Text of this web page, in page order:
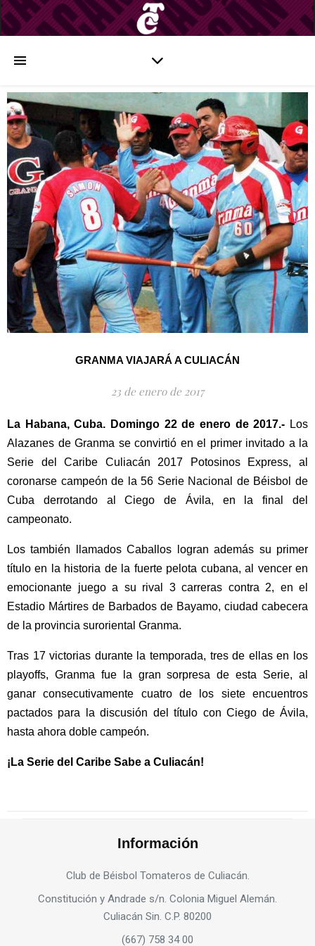
GRANMA VIAJARÁ A CULIACÁN
23 de enero de 2017
La Habana, Cuba. Domingo 22 de enero de 2017.- Los
Alazanes de Granma se convirtió en el primer invitado a la
Serie del Caribe Culiacán 2017 Potosinos Express, al
coronarse campeón de la 56 Serie Nacional de Béisbol de
Cuba derrotando al Ciego de Ávila, en la final del
campeonato.
Los también llamados Caballos logran además su primer
título en la historia de la fuerte pelota cubana, al vencer en
emocionante juego a su rival 3 carreras contra 2, en el
Estadio Mártires de Barbados de Bayamo, ciudad cabecera
de la provincia suroriental Granma.
Tras 17 victorias durante la temporada, tres de ellas en los
playoffs, Granma fue la gran sorpresa de esta Serie, al
ganar consecutivamente cuatro de los siete encuentros
pactados para la discusión del título con Ciego de Ávila,
hasta ahora doble campeón.
¡La Serie del Caribe Sabe a Culiacán!
Información
Club de Béisbol Tomateros de Culiacán.
Constitución y Andrade s/n. Colonia Miguel Alemán.
Culiacán Sin. C.P. 80200
(667) 758 34 00